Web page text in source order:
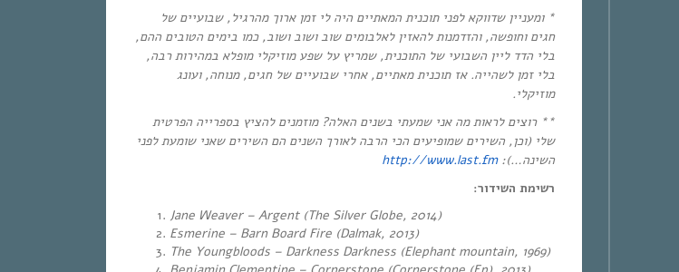
* ומעניין שדווקא לפני תוכנית המאתיים היה לי זמן ארוך מהרגיל, שבועיים של
חגים וחופשה, והזדמנות להאזין לאלבומים שוב ושוב ושוב, כמו בימים הטובים ההם,
בלי הדד ליין השבועי של התוכנית, שמריץ על שפע מוזיקלי מופלא במהירות רבה,
בלי זמן לשהייה. אז תוכנית מאתיים, אחרי שבועיים של חגים, מנוחה, ועונג
מוזיקלי.
** רוצים לראות מה אני שמעתי בשנים האלה? מוזמנים להציץ בספרייה הפרטית
שלי (וכן, השירים שמופיעים הכי הרבה לאורך השנים הם השירים שאני שומעת לפני
השינה…):http://www.last.fm
רשימת השידור:
Jane Weaver – Argent (The Silver Globe, 2014)
Esmerine – Barn Board Fire (Dalmak, 2013)
The Youngbloods – Darkness Darkness (Elephant mountain, 1969)